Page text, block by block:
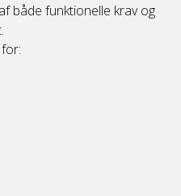
både funktionelle krav og